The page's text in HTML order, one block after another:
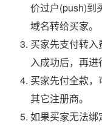
价过户(push)到
域名转给买家。
买家先支付转
入成功后，再进
买家先付全款
其它注册商。
如果买家无法